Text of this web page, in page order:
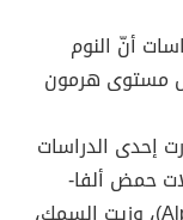
أنّ النوم
مستوى هرمون
إحدى الدراسات
حمض ألفا-